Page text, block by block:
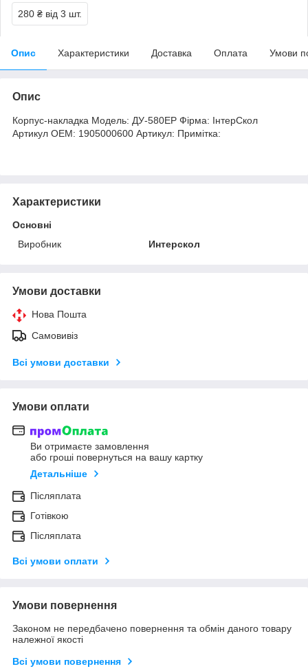
280 ₴ від 3 шт.
Опис Характеристики Доставка Оплата Умови
Опис
Корпус-накладка Модель: ДУ-580ЕР Фірма: ІнтерСкол
Артикул OEM: 1905000600 Артикул: Примітка:
Характеристики
Основні
Виробник
Интерскол
Умови доставки
Нова Пошта
Самовивіз
Всі умови доставки
Умови оплати
Ви отримаєте замовлення
або гроші повернуться на вашу картку
Детальніше
Післяплата
Готівкою
Післяплата
Всі умови оплати
Умови повернення
Законом не передбачено повернення та обмін даного товару
належної якості
Всі умови повернення